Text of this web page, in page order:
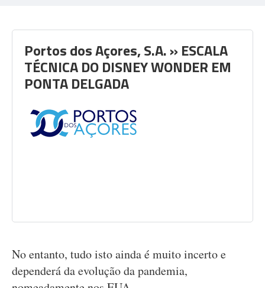
Portos dos Açores, S.A. » ESCALA
TÉCNICA DO DISNEY WONDER EM
PONTA DELGADA
No entanto, tudo isto ainda é muito incerto e
dependerá da evolução da pandemia,